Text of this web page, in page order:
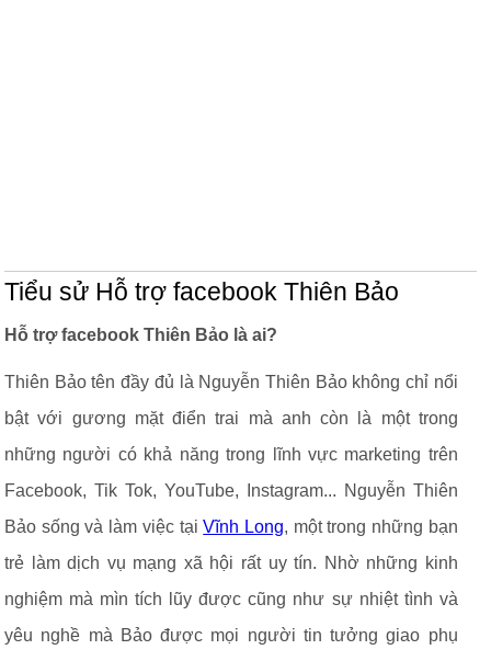
Tiểu sử Hỗ trợ facebook Thiên Bảo
Hỗ trợ facebook Thiên Bảo là ai?
Thiên Bảo tên đầy đủ là Nguyễn Thiên Bảo không chỉ nổi
bật với gương mặt điển trai mà anh còn là một trong
những người có khả năng trong lĩnh vực marketing trên
Facebook, Tik Tok, YouTube, Instagram... Nguyễn Thiên
Bảo sống và làm việc tạiVĩnh Long, một trong những bạn
trẻ làm dịch vụ mạng xã hội rất uy tín. Nhờ những kinh
nghiệm mà mìn tích lũy được cũng như sự nhiệt tình và
yêu nghề mà Bảo được mọi người tin tưởng giao phụ